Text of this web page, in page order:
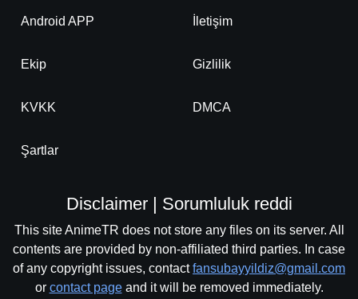
Android APP İletişim
Ekip Gizlilik
KVKK DMCA
Şartlar
Disclaimer | Sorumluluk reddi
This site AnimeTR does not store any files on its server. All
contents are provided by non-affiliated third parties. In case
of any copyright issues, contactfansubayyildiz@gmail.com
or contact pageand it will be removed immediately.